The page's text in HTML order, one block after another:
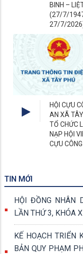
BINH –
(27/7/
27/7/
HỘI CỰU
AN XÃ
TỔ CHỨC
NẠP HỘI
CỰU
TIN MỚI
HỘI ĐỒNG NHÂN
KẾ HOẠCH TRIỂN
BẢN QUY PHẠM